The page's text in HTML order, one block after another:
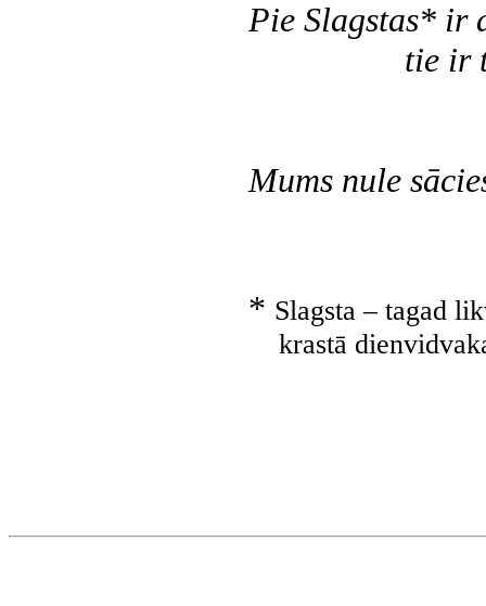
Pie Slagstas* ir
tie ir trīs
Mums nule
* Slagsta – tagad
krastā